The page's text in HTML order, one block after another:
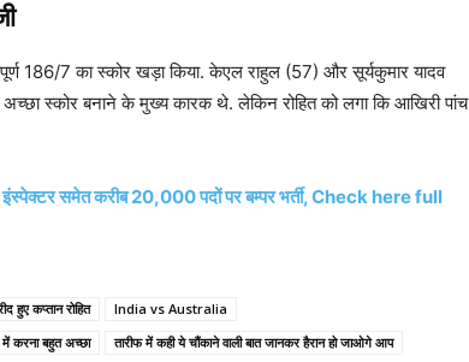
186/7 का स्कोर खड़ा किया. केएल राहुल (57) और सूर्यकुमार यादव
स्कोर बनाने के मुख्य कारक थे. लेकिन रोहित को लगा कि आखिरी पांच
समेत करीब 20,000 पदों पर बम्पर भर्ती, Check here full
कप्तान रोहित
India vs Australia
में करना बहुत अच्छा तारीफ में कही ये चौंकाने वाली बात जानकर हैरान हो जाओगे आप